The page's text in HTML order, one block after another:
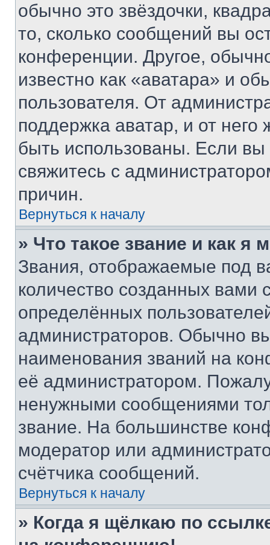
обычно это звёздочки,
то, сколько сообщений вы
конференции. Другое,
известно как «аватара» и
пользователя. От
поддержка аватар, и от него
быть использованы. Если
свяжитесь с
причин.
Вернуться к началу
» Что такое звание и как я
Звания, отображаемые под
количество созданных
определённых
администраторов. Обычно
наименования званий на
её администратором.
ненужными сообщениями
звание. На большинстве
модератор или
счётчика сообщений.
Вернуться к началу
» Когда я щёлкаю по